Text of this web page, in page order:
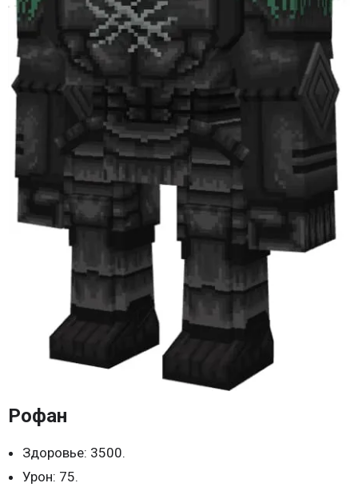
Рофан
Здоровье: 3500.
Урон: 75.